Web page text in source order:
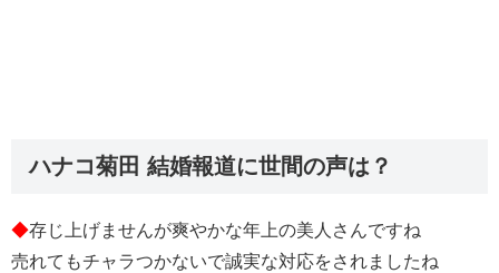
ハナコ菊田 結婚報道に世間の声は？
◆存じ上げませんが爽やかな年上の美人さんですね
売れてもチャラつかないで誠実な対応をされましたね